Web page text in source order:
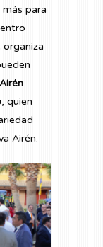
para
organiza
, quien
Airén.